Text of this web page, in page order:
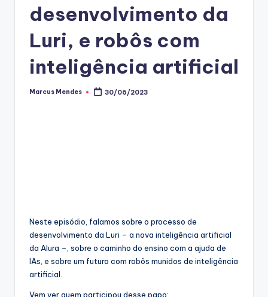
desenvolvimento da
Luri, e robôs com
inteligência artificial
Posted
Marcus Mendes 30/06/2023
Neste episódio, falamos sobre o processo de
desenvolvimento da Luri – a nova inteligência artificial
da Alura –, sobre o caminho do ensino com a ajuda de
IAs, e sobre um futuro com robôs munidos de inteligência
artificial.
Vem ver quem participou desse papo: